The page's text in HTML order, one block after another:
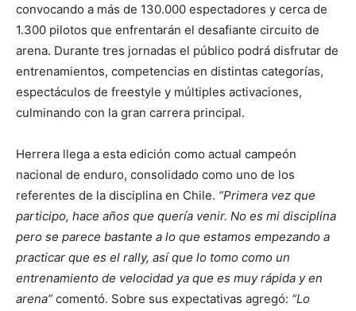
convocando a más de 130.000 espectadores y cerca de
1.300 pilotos que enfrentarán el desafiante circuito de
arena. Durante tres jornadas el público podrá disfrutar de
entrenamientos, competencias en distintas categorías,
espectáculos de freestyle y múltiples activaciones,
culminando con la gran carrera principal.
Herrera llega a esta edición como actual campeón
nacional de enduro, consolidado como uno de los
referentes de la disciplina en Chile. “Primera vez que
participo, hace años que quería venir. No es mi disciplina
pero se parece bastante a lo que estamos empezando a
practicar que es el rally, así que lo tomo como un
entrenamiento de velocidad ya que es muy rápida y en
arena” comentó. Sobre sus expectativas agregó: “Lo